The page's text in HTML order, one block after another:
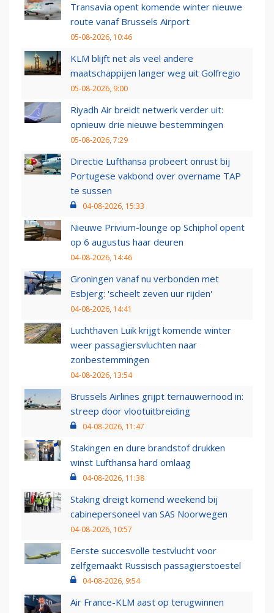
Transavia opent komende winter nieuwe
route vanaf Brussels Airport
05-08-2026, 10:46
KLM blijft net als veel andere
maatschappijen langer weg uit Golfregio
05-08-2026, 9:00
Riyadh Air breidt netwerk verder uit:
opnieuw drie nieuwe bestemmingen
05-08-2026, 7:29
Directie Lufthansa probeert onrust bij
Portugese vakbond over overname TAP
te sussen
04-08-2026, 15:33
Nieuwe Privium-lounge op Schiphol opent
op 6 augustus haar deuren
04-08-2026, 14:46
Groningen vanaf nu verbonden met
Esbjerg: 'scheelt zeven uur rijden'
04-08-2026, 14:41
Luchthaven Luik krijgt komende winter
weer passagiersvluchten naar
zonbestemmingen
04-08-2026, 13:54
Brussels Airlines grijpt ternauwernood in:
streep door vlootuitbreiding
04-08-2026, 11:47
Stakingen en dure brandstof drukken
winst Lufthansa hard omlaag
04-08-2026, 11:38
Staking dreigt komend weekend bij
cabinepersoneel van SAS Noorwegen
04-08-2026, 10:57
Eerste succesvolle testvlucht voor
zelfgemaakt Russisch passagierstoestel
04-08-2026, 9:54
Air France-KLM aast op terugwinnen